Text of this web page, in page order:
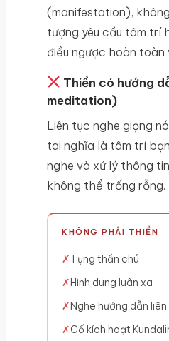
(manifestation),
tượng yêu cầu tâm trí
điều ngược hoàn toàn
Thiền có hướng
meditation)
Liên tục nghe giọng
tai nghĩa là tâm trí
nghe và xử lý thông
không thể trống rỗng.
KHÔNG PHẢI THIỀN
Tụng thần chú
Hình dung luân xa
Nghe hướng dẫn
Cố kích hoạt